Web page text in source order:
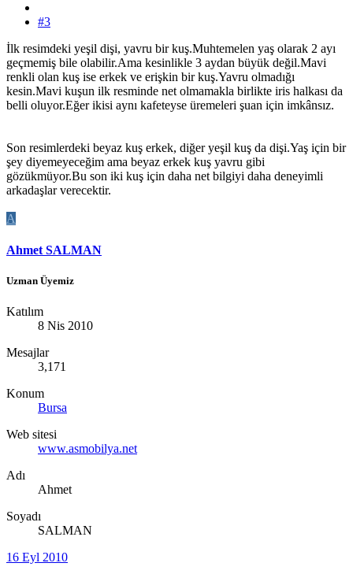
#3
İlk resimdeki yeşil dişi, yavru bir kuş.Muhtemelen yaş olarak 2 ayı
geçmemiş bile olabilir.Ama kesinlikle 3 aydan büyük değil.Mavi
renkli olan kuş ise erkek ve erişkin bir kuş.Yavru olmadığı
kesin.Mavi kuşun ilk resminde net olmamakla birlikte iris halkası da
belli oluyor.Eğer ikisi aynı kafeteyse üremeleri şuan için imkânsız.
Son resimlerdeki beyaz kuş erkek, diğer yeşil kuş da dişi.Yaş için bir
şey diyemeyeceğim ama beyaz erkek kuş yavru gibi
gözükmüyor.Bu son iki kuş için daha net bilgiyi daha deneyimli
arkadaşlar verecektir.
A
Ahmet SALMAN
Uzman Üyemiz
Katılım
8 Nis 2010
Mesajlar
3,171
Konum
Bursa
Web sitesi
www.asmobilya.net
Adı
Ahmet
Soyadı
SALMAN
16 Eyl 2010